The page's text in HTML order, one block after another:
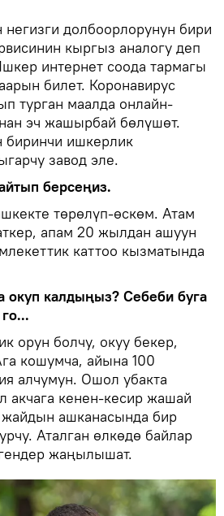
долбоорлорунун бири
кыргыз аналогу деп
интернет соода тармагы
билет. Коронавирус
турган маалда онлайн-
эч жашырбай бөлүшөт.
биринчи ишкерлик
завод эле.
берсеңиз.
төрөлүп-өскөм. Атам
апам 20 жылдан ашуун
каттоо кызматында
окуп калдыңыз? Себеби буга
орун болчу, окуу бекер,
кошумча, айына 100
алчумун. Ошол убакта
акчага кенен-кесир жашай
ашканасында бир
Аталган өлкөдө байлар
жаңылышат.